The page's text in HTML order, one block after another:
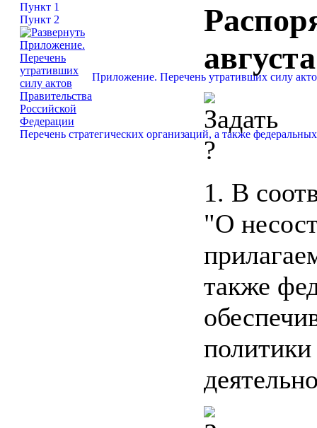
Пункт 1
Пункт 2
Приложение. Перечень утративших силу
Перечень стратегических организаций, а также
1. В
"О
также